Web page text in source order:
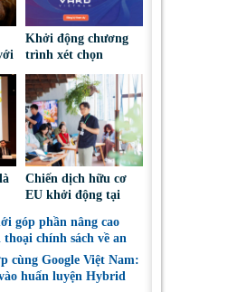
Khởi động chương
trình xét chọn
chuẩn Văn hóa Kinh
doanh Việt Nam’
năm 2026
Chiến dịch hữu cơ
EU khởi động tại
người tiêu dùng lựa
chọn sáng suốt
góp phần nâng cao
chính sách về an
cùng Google Việt Nam:
huấn luyện Hybrid